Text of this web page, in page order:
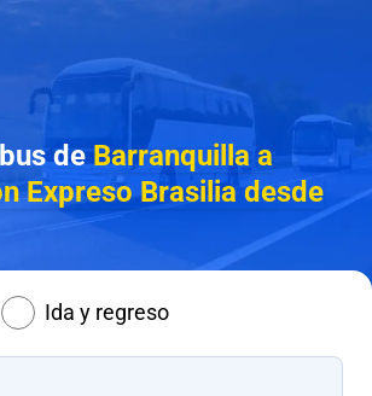
deBarranquilla a
Expreso Brasilia desde
Ida y regreso